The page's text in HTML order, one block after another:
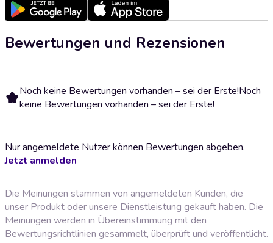
Bewertungen und Rezensionen
Noch keine Bewertungen vorhanden – sei der Erste!Noch
keine Bewertungen vorhanden – sei der Erste!
Nur angemeldete Nutzer können Bewertungen abgeben.
Jetzt anmelden
Die Meinungen stammen von angemeldeten Kunden, die
unser Produkt oder unsere Dienstleistung gekauft haben. Die
Meinungen werden in Übereinstimmung mit den
Bewertungsrichtlinien gesammelt, überprüft und veröffentlicht.